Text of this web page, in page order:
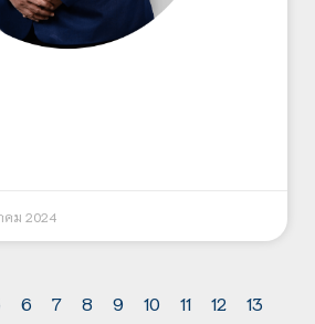
คม 2024
6 7 8 9 10 11 12 13